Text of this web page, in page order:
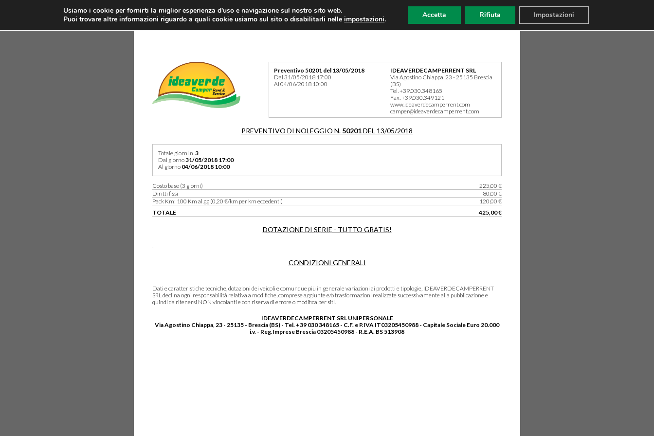
IDEAVERDECAMPERRENT SRL
Via Agostino Chiappa, 23 - 25135 Brescia
(BS)
Tel. +39.030.348165
Fax. +39.030.349121
www.ideaverdecamperrent.com
camper@ideaverdecamperrent.com
Preventivo 50201 del 13/05/2018
Dal 31/05/2018 17:00
Al 04/06/2018 10:00
PREVENTIVO DI NOLEGGIO N. 50201DEL 13/05/2018
Totale giorni n.3
Dal giorno31/05/2018 17:00
Al giorno 04/06/2018 10:00
Costo base (3 giorni)
225,00 €
Diritti fissi
80,00 €
Pack Km: 100 Km al gg (0,20 €/km per km eccedenti)
120,00 €
TOTALE
425,00 €
DOTAZIONE DI SERIE - TUTTO GRATIS!
.
CONDIZIONI GENERALI
Dati e caratteristiche tecniche, dotazioni dei veicoli e comunque più in generale variazioni ai prodotti e tipologie, IDEAVERDECAMPERRENT
SRL declina ogni responsabilità relativa a modifiche, comprese aggiunte e/o trasformazioni realizzate successivamente alla pubblicazione e
quindi da ritenersi NON vincolanti e con riserva di errore o modifica per siti.
IDEAVERDECAMPERRENT SRL UNIPERSONALE
Via Agostino Chiappa, 23 - 25135 - Brescia (BS) - Tel. +39 030 348165 - C.F. e P.IVA IT03205450988 - Capitale Sociale Euro 20.000
i.v. - Reg.Imprese Brescia 03205450988 - R.E.A. BS 513908
Usiamo i cookie per fornirti la miglior esperienza d'uso e navigazione sul nostro sito web.
Puoi trovare altre informazioni riguardo a quali cookie usiamo sul sito o disabilitarli nelleimpostazioni. Accetta Rifiuta Impostazioni